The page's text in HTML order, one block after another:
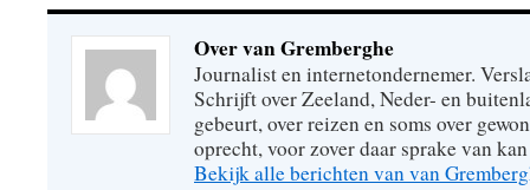
Over van Gremberghe
Journalist en internetondernemer.
Schrijft over Zeeland, Neder- en
gebeurt, over reizen en soms over
oprecht, voor zover daar sprake van
Bekijk alle berichten van van